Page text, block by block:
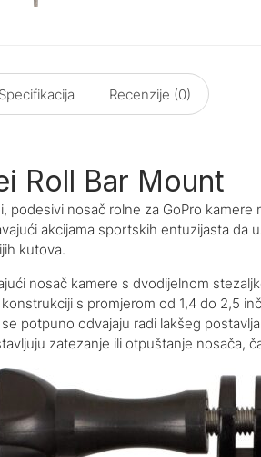
Specifikacija Recenzije (0)
Roll Bar Mount
podesivi nosač rolne za GoPro
akcijama sportskih entuzijasta da
kutova.
nosač kamere s dvodijelnom
s promjerom od 1,4 do 2,5
potpuno odvajaju radi lakšeg
zatezanje ili otpuštanje nosača,